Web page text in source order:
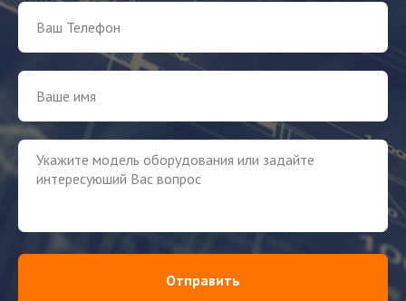
Отправить